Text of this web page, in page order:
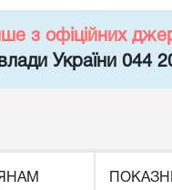
з офіційних
України 044